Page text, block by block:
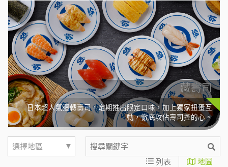
藏壽司
日本超人氣迴轉壽司，定期推出限定口味，加上獨家扭蛋互
動，徹底攻佔壽司控的心。
選擇地區
▼
列表
地圖